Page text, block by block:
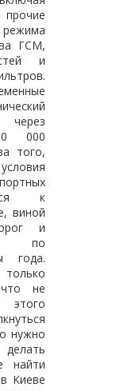
ГСМ,
и
через
000
того,
к
виной
и
по
года.
только
не
нужно
найти
Киеве